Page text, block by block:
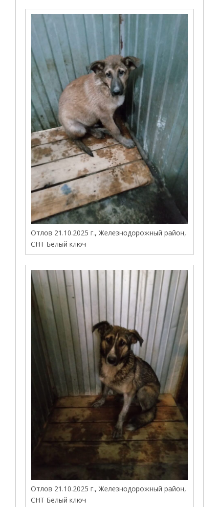
Отлов 21.10.2025 г., Железнодорожный район,
СНТ Белый ключ
Отлов 21.10.2025 г., Железнодорожный район,
СНТ Белый ключ